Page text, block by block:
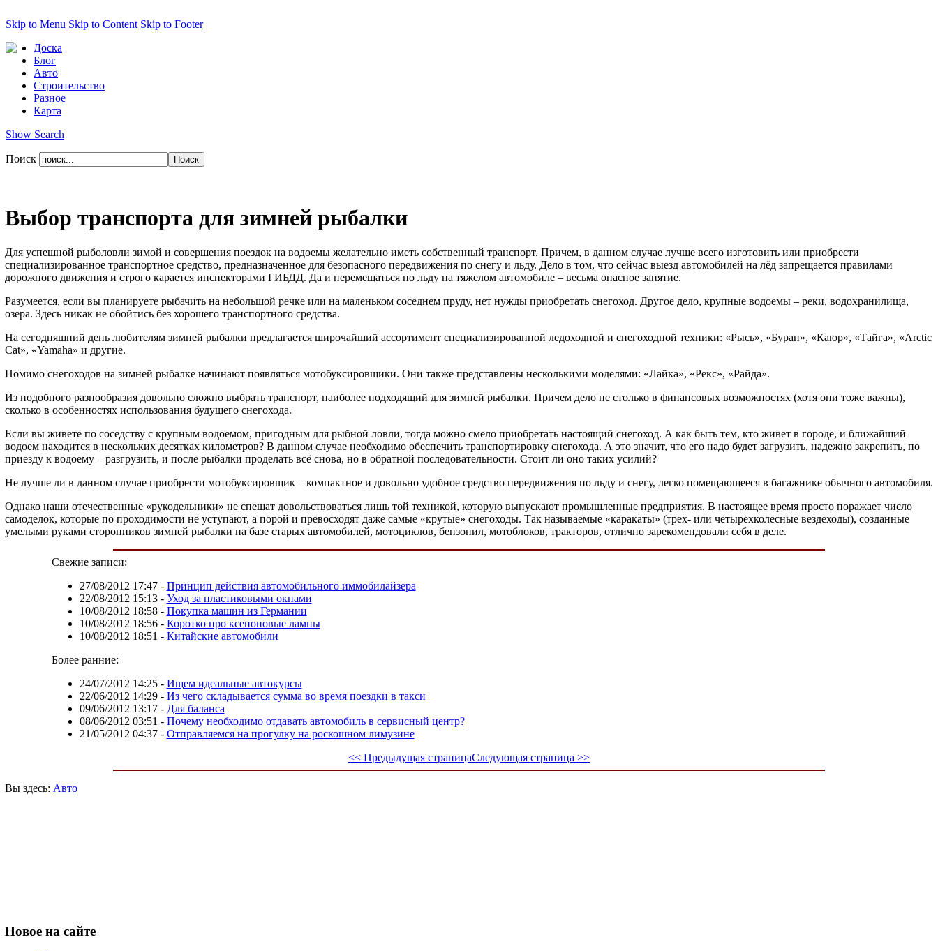
Skip to Menu Skip to Content Skip to Footer
Доска
Блог
Авто
Строительство
Разное
Карта
Show Search
Поиск
Выбор транспорта для зимней рыбалки
Для успешной рыболовли зимой и совершения поездок на водоемы желательно иметь собственный транспорт. Причем, в данном случае лучше всего изготовить или приобрести
специализированное транспортное средство, предназначенное для безопасного передвижения по снегу и льду. Дело в том, что сейчас выезд автомобилей на лёд запрещается правилами
дорожного движения и строго карается инспекторами ГИБДД. Да и перемещаться по льду на тяжелом автомобиле – весьма опасное занятие.
Разумеется, если вы планируете рыбачить на небольшой речке или на маленьком соседнем пруду, нет нужды приобретать снегоход. Другое дело, крупные водоемы – реки, водохранилища,
озера. Здесь никак не обойтись без хорошего транспортного средства.
На сегодняшний день любителям зимней рыбалки предлагается широчайший ассортимент специализированной ледоходной и снегоходной техники: «Рысь», «Буран», «Каюр», «Тайга», «Arctic
Cat», «Yamaha» и другие.
Помимо снегоходов на зимней рыбалке начинают появляться мотобуксировщики. Они также представлены несколькими моделями: «Лайка», «Рекс», «Райда».
Из подобного разнообразия довольно сложно выбрать транспорт, наиболее подходящий для зимней рыбалки. Причем дело не столько в финансовых возможностях (хотя они тоже важны),
сколько в особенностях использования будущего снегохода.
Если вы живете по соседству с крупным водоемом, пригодным для рыбной ловли, тогда можно смело приобретать настоящий снегоход. А как быть тем, кто живет в городе, и ближайший
водоем находится в нескольких десятках километров? В данном случае необходимо обеспечить транспортировку снегохода. А это значит, что его надо будет загрузить, надежно закрепить, по
приезду к водоему – разгрузить, и после рыбалки проделать всё снова, но в обратной последовательности. Стоит ли оно таких усилий?
Не лучше ли в данном случае приобрести мотобуксировщик – компактное и довольно удобное средство передвижения по льду и снегу, легко помещающееся в багажнике обычного автомобиля.
Однако наши отечественные «рукодельники» не спешат довольствоваться лишь той техникой, которую выпускают промышленные предприятия. В настоящее время просто поражает число
самоделок, которые по проходимости не уступают, а порой и превосходят даже самые «крутые» снегоходы. Так называемые «каракаты» (трех- или четырехколесные вездеходы), созданные
умелыми руками сторонников зимней рыбалки на базе старых автомобилей, мотоциклов, бензопил, мотоблоков, тракторов, отлично зарекомендовали себя в деле.
Свежие записи:
27/08/2012 17:47- Принцип действия автомобильного иммобилайзера
22/08/2012 15:13- Уход за пластиковыми окнами
10/08/2012 18:58- Покупка машин из Германии
10/08/2012 18:56- Коротко про ксеноновые лампы
10/08/2012 18:51 - Китайские автомобили
Более ранние:
24/07/2012 14:25- Ищем идеальные автокурсы
22/06/2012 14:29- Из чего складывается сумма во время поездки в такси
09/06/2012 13:17- Для баланса
08/06/2012 03:51 - Почему необходимо отдавать автомобиль в сервисный центр?
21/05/2012 04:37- Отправляемся на прогулку на роскошном лимузине
<< Предыдущая страницаСледующая страница >>
Вы здесь: Авто
Новое на сайте